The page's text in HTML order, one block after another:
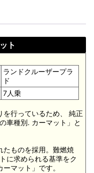
ト
ランドクルーザープラ
ド
7人乗
を行っているため、 純正
車種別. カーマット」と
たものを採用。難燃焼
に求められる基準をク
マット」です。